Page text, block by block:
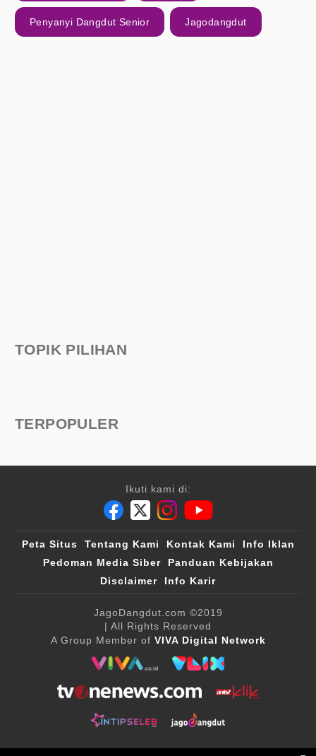
Penyanyi Dangdut Senior Jagodangdut
TOPIK PILIHAN
TERPOPULER
Ikuti kami di:
Peta Situs Tentang Kami Kontak Kami
Info Iklan
Pedoman Media Siber
Panduan Kebijakan
Disclaimer
Info Karir
JagoDangdut.com ©2019
| All Rights Reserved
A Group Member of VIVA Digital Network